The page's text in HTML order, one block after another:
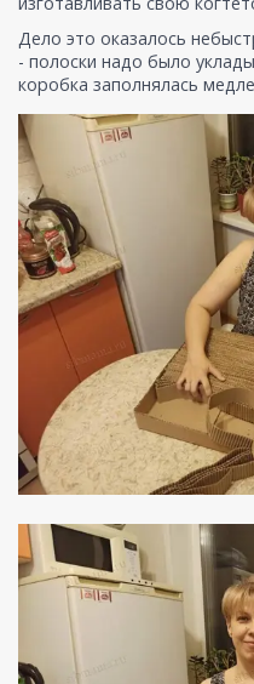
Дело это оказалось
- полоски надо было
коробка заполнялась